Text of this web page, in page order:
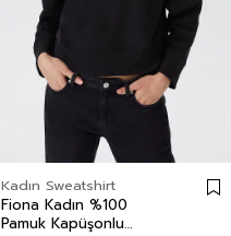
Kadın Sweatshirt
Fiona Kadın %100
Pamuk Kapüşonlu